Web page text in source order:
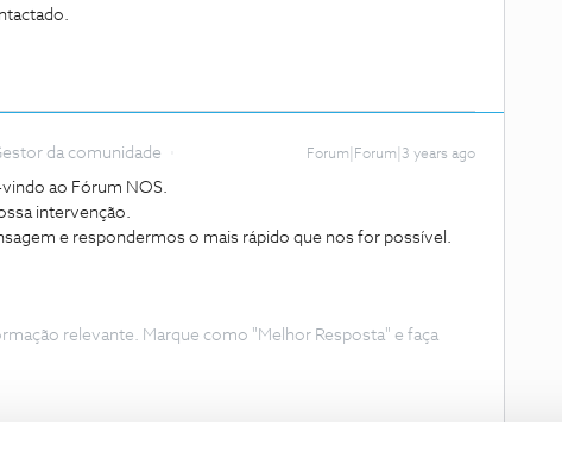
da comunidade Forum|Forum|3 years ago
vindo ao Fórum NOS.
intervenção.
e respondermos o mais rápido que nos for possível.
relevante. Marque como "Melhor Resposta" e faça